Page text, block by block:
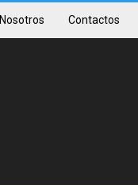
Nosotros Contactos